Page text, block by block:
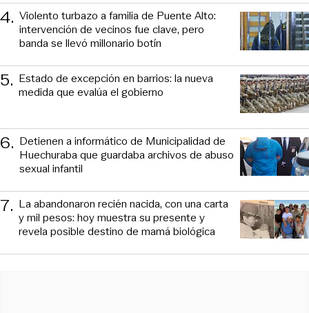
4. Violento turbazo a familia de Puente Alto:
intervención de vecinos fue clave, pero
banda se llevó millonario botín
5. Estado de excepción en barrios: la nueva
medida que evalúa el gobierno
6. Detienen a informático de Municipalidad de
Huechuraba que guardaba archivos de abuso
sexual infantil
7. La abandonaron recién nacida, con una carta
y mil pesos: hoy muestra su presente y
revela posible destino de mamá biológica